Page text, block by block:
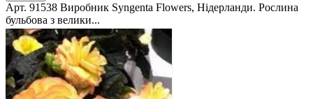
Арт. 91538 Виробник Syngenta Flowers, Нідерланди. Рослина
бульбова з велики...